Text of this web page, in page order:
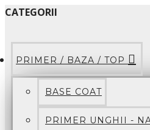
CATEGORII
PRIMER / BAZA / TOP
BASE COAT
PRIMER UNGHII -